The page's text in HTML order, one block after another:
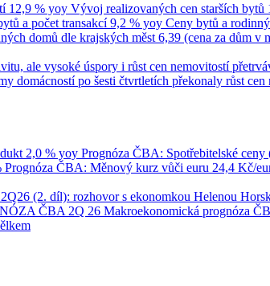
12,9 % yoy Vývoj realizovaných cen starších bytů
a počet transakcí 9,2 % yoy Ceny bytů a
domů dle krajských měst 6,39 (cena za dům v
ale vysoké úspory i růst cen nemovitostí
domácností po šesti čtvrtletích překonaly růst cen
2,0 % yoy Prognóza ČBA: Spotřebitelské ceny
Prognóza ČBA: Měnový kurz vůči euru 24,4 Kč/
(2. díl): rozhovor s ekonomkou Helenou
ČBA 2Q 26 Makroekonomická prognóza